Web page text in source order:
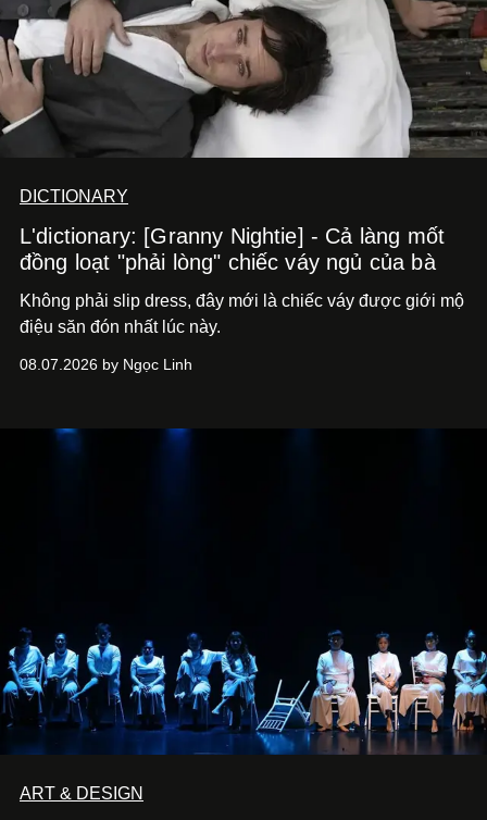
DICTIONARY
L'dictionary: [Granny Nightie] - Cả làng mốt
đồng loạt "phải lòng" chiếc váy ngủ của bà
Không phải slip dress, đây mới là chiếc váy được giới mộ
điệu săn đón nhất lúc này.
08.07.2026 by Ngọc Linh
ART & DESIGN